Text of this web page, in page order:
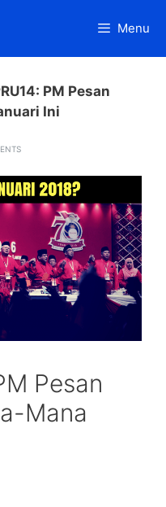
Menu
PM Pesan
Ini
Pesan
Mana